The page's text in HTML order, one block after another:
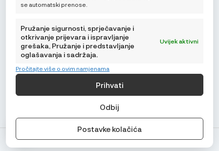
se automatski prenose.
Pružanje sigurnosti, sprječavanje i
otkrivanje prijevara i ispravljanje
grešaka, Pružanje i predstavljanje
oglašavanja i sadržaja.
Uvijek aktivni
Pročitajte više o ovim namjenama
Prihvati
Odbij
Postavke kolačića
info@najnaj.eu
SAVJETI
© Najnaj.eu 2026.